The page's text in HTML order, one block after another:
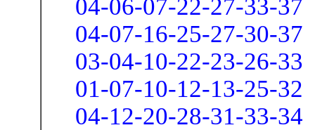
04-06-07-22-27-33-37
04-07-16-25-27-30-37
03-04-10-22-23-26-33
01-07-10-12-13-25-32
04-12-20-28-31-33-34